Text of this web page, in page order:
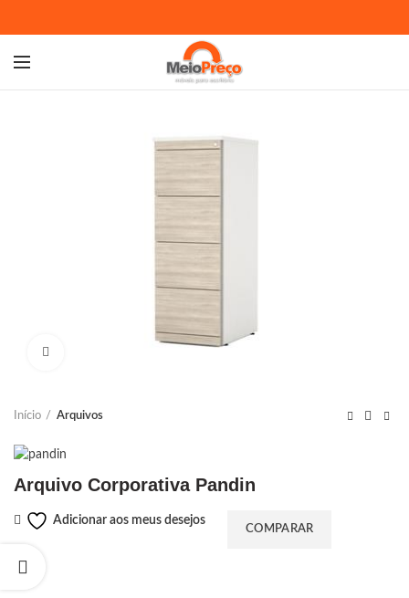
Início Arquivos
Arquivo Corporativa Pandin
Adicionar aos meus desejos
COMPARAR